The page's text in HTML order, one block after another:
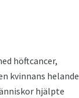
höftcancer,
kvinnans helande
hjälpte